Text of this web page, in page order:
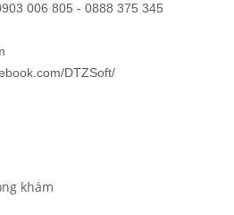
006 805 - 0888 375 345
DTZSoft/
khám